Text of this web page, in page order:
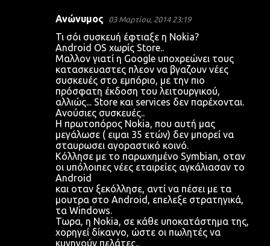
Ανώνυμος 03 Μαρτίου, 2014 23:19
Τι σόι συσκευή έφτιαξε η Nokia?
Android OS χωρίς Store..
Μαλλον γιατί η Google υποχρεώνει τους
κατασκευαστες πλεον να βγαζουν νέες
συσκευές στο εμπόριο, με την πιο
πρόσφατη έκδοση του λειτουργικού,
αλλιώς... Store και services δεν παρέχονται.
Ανούσιες συσκευές..
Η πρωτοπόρος Nokia, που αυτή μας
μεγάλωσε ( ειμαι 35 ετών) δεν μπορεί να
σταυρωσει αγοραστικό κοινό.
Κόλλησε με το παρωχημένο Symbian, οταν
οι υπόλοιπες νέες εταιρείες αγκάλιασαν το
Αndroid
και οταν ξεκόλλησε, αντί να πέσει με τα
μουτρα στο Αndroid, επελεξε στρατηγικά,
τα Windows.
Τωρα, η Nokia, σε κάθε υποκατάστημα της,
χορηγεί δίκαννο, ώστε οι πωλητές να
κυνηγούν πελάτες..